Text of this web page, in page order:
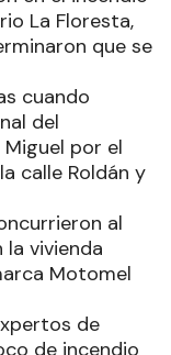
San
en el incendio
La Floresta,
que se